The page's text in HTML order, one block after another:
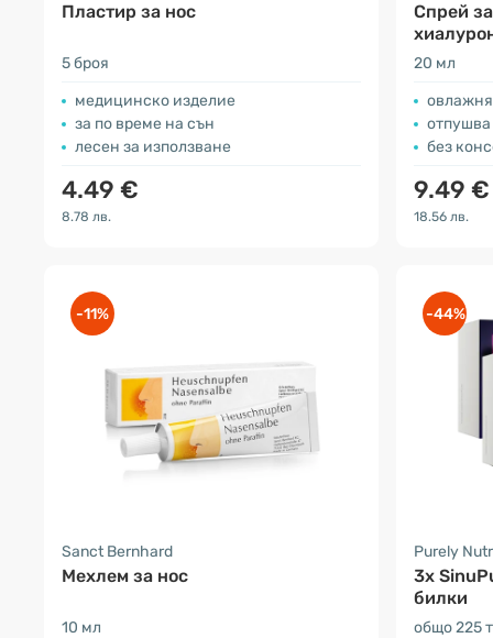
Пластир за нос
5 броя
медицинско изделие
за по време на сън
лесен за използване
4.49 €
8.78 лв.
Спрей
20 мл
без
9.49 €
18.56 лв.
-11%
Sanct Bernhard
Мехлем за нос
10 мл
-44%
Purely
3x
билки
общо 225